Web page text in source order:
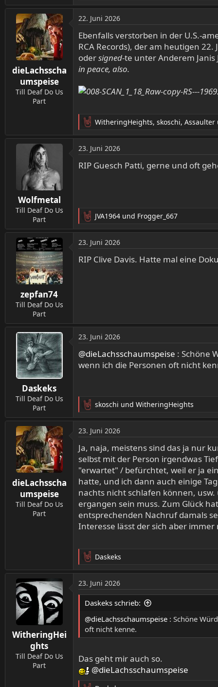
e
a
k
t
i
o
n
e
:
dieLachsscha
umspeise
Till Deaf Do Us
Part
22. Juni 2026
Ebenfalls verstorben in der U.S.-
RCA Records), der am heutigen
odersigned-te unter Anderem
in peace, also.
R
e
a
k
t
n
WitheringHeights, skoschi, Assaulter
Wolfmetal
Till Deaf Do Us
Part
23. Juni 2026
RIP Guesch Patti, gerne und oft
R
e
a
k
t
JVA1964 und Frogger_667
zepfan74
Till Deaf Do Us
Part
23. Juni 2026
RIP Clive Davis. Hatte mal eine
Daskeks
Till Deaf Do Us
Part
23. Juni 2026
@dieLachsschaumspeise : Schöne
wenn ich die Personen oft nicht
R
e
a
k
t
o
n
e
n
:
skoschi und WitheringHeights
dieLachsscha
umspeise
Till Deaf Do Us
Part
23. Juni 2026
Ja, naja, meistens sind das ja nur
selbst mit der Person irgendwas
"erwartet" / befürchtet, weil er ja
hatte, und ich dann auch einige
nachts nicht schlafen können,
ergangen sein muss. Zum Glück
entsprechenden Nachruf damals
Interesse lässt der sich aber
R
e
a
k
t
o
e
Daskeks
WitheringHei
ghts
Till Deaf Do Us
Part
23. Juni 2026
Daskeks schrieb:
@dieLachsschaumspeise : Schöne
oft nicht kenne.
Das geht mir auch so.
@dieLachsschaumspeise